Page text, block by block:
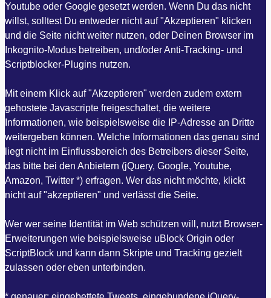
Youtube oder Google gesetzt werden. Wenn Du das nicht
willst, solltest Du entweder nicht auf "Akzeptieren" klicken
und die Seite nicht weiter nutzen, oder Deinen Browser im
Inkognito-Modus betreiben, und/oder Anti-Tracking- und
Scriptblocker-Plugins nutzen.
Mit einem Klick auf "Akzeptieren" werden zudem extern
gehostete Javascripte freigeschaltet, die weitere
Informationen, wie beispielsweise die IP-Adresse an Dritte
weitergeben können. Welche Informationen das genau sind
liegt nicht im Einflussbereich des Betreibers dieser Seite,
das bitte bei den Anbietern (jQuery, Google, Youtube,
Amazon, Twitter *) erfragen. Wer das nicht möchte, klickt
nicht auf "akzeptieren" und verlässt die Seite.
Wer wer seine Identität im Web schützen will, nutzt Browser-
Erweiterungen wie beispielsweise uBlock Origin oder
ScriptBlock und kann dann Skripte und Tracking gezielt
zulassen oder eben unterbinden.